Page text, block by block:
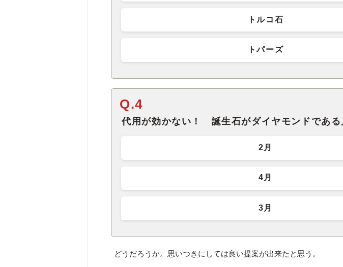
トルコ石
トパーズ
Q.4
代用が効かない！ 誕生石がダイヤモンドである
2月
4月
3月
どうだろうか。思いつきにしては良い提案が出来たと思う。